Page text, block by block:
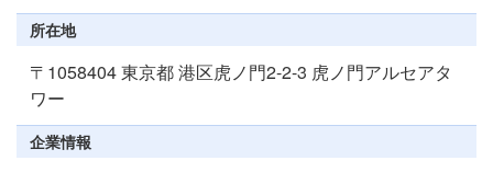
所在地
〒1058404 東京都 港区虎ノ門2-2-3 虎ノ門アルセアタ
ワー
企業情報